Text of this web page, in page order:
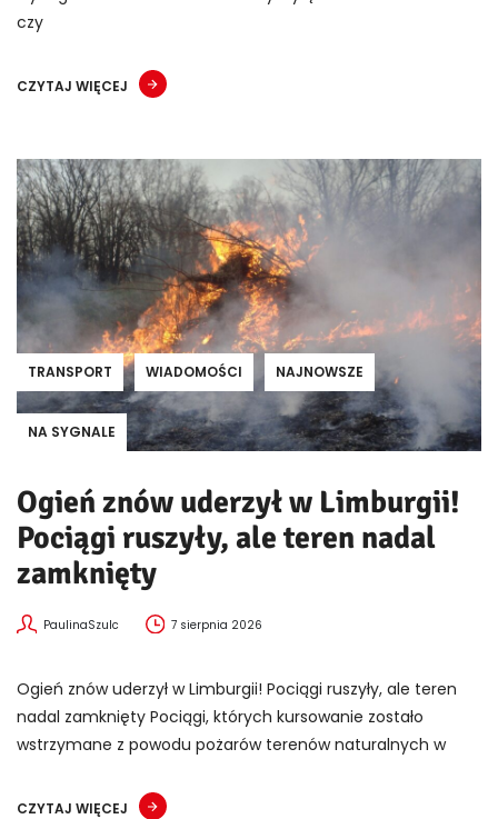
czy
CZYTAJ WIĘCEJ
TRANSPORT WIADOMOŚCI NAJNOWSZE
NA SYGNALE
Ogień znów uderzył w Limburgii!
Pociągi ruszyły, ale teren nadal
zamknięty
PaulinaSzulc 7 sierpnia 2026
Ogień znów uderzył w Limburgii! Pociągi ruszyły, ale teren
nadal zamknięty Pociągi, których kursowanie zostało
wstrzymane z powodu pożarów terenów naturalnych w
CZYTAJ WIĘCEJ